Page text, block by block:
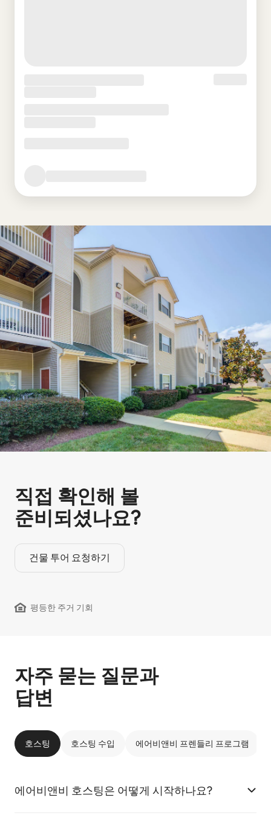
직접 확인해 볼
준비되셨나요?
건물 투어 요청하기
평등한 주거 기회
자주 묻는 질문과
답변
호스팅 호스팅 수입 에어비앤비 프렌들리 프로그램
에어비앤비 호스팅은 어떻게 시작하나요?